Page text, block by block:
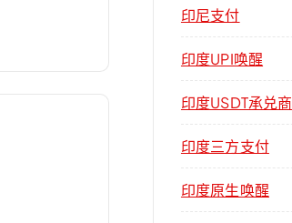
印尼支付
印度UPI唤醒
印度USDT承兑商
印度三方支付
印度原生唤醒